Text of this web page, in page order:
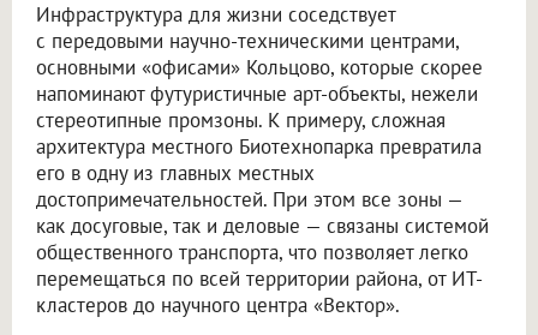
Инфраструктура для жизни соседствует
с передовыми научно-техническими центрами,
основными «офисами» Кольцово, которые скорее
напоминают футуристичные арт-объекты, нежели
стереотипные промзоны. К примеру, сложная
архитектура местного Биотехнопарка превратила
его в одну из главных местных
достопримечательностей. При этом все зоны —
как досуговые, так и деловые — связаны системой
общественного транспорта, что позволяет легко
перемещаться по всей территории района, от ИТ-
кластеров до научного центра «Вектор».